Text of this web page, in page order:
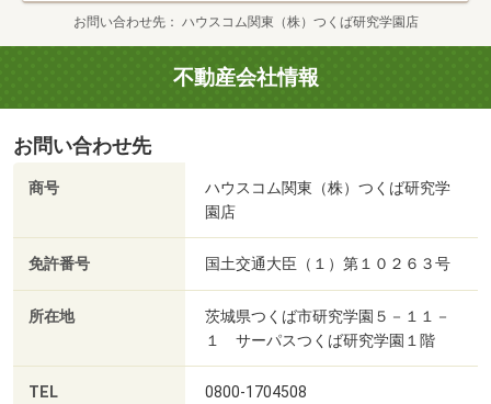
数:10戸お問い合わせ先 ハウスコム関東（株）つくば研究学園店
不動産会社情報
お問い合わせ先
商号
ハウスコム関東（株）つくば研究学
園店
免許番号 国土交通大臣（１）第１０２６３号
所在地
茨城県つくば市研究学園５－１１－
１ サーパスつくば研究学園１階
TEL 0800-1704508